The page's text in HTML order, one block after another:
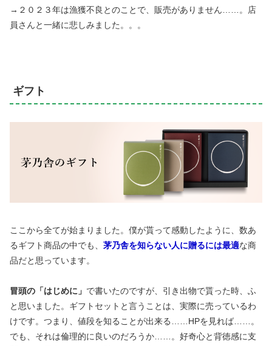
→２０２３年は漁獲不良とのことで、販売がありません……。店
員さんと一緒に悲しみました。。。
ギフト
ここから全てが始まりました。僕が貰って感動したように、数あ
るギフト商品の中でも、 茅乃舎を知らない人に贈るには最適な商
品だと思っています。
冒頭の「はじめに」 で書いたのですが、引き出物で貰った時、ふ
と思いました。ギフトセットと言うことは、実際に売っているわ
けです。つまり、値段を知ることが出来る……HPを見れば……。
でも、それは倫理的に良いのだろうか……。好奇心と背徳感に支